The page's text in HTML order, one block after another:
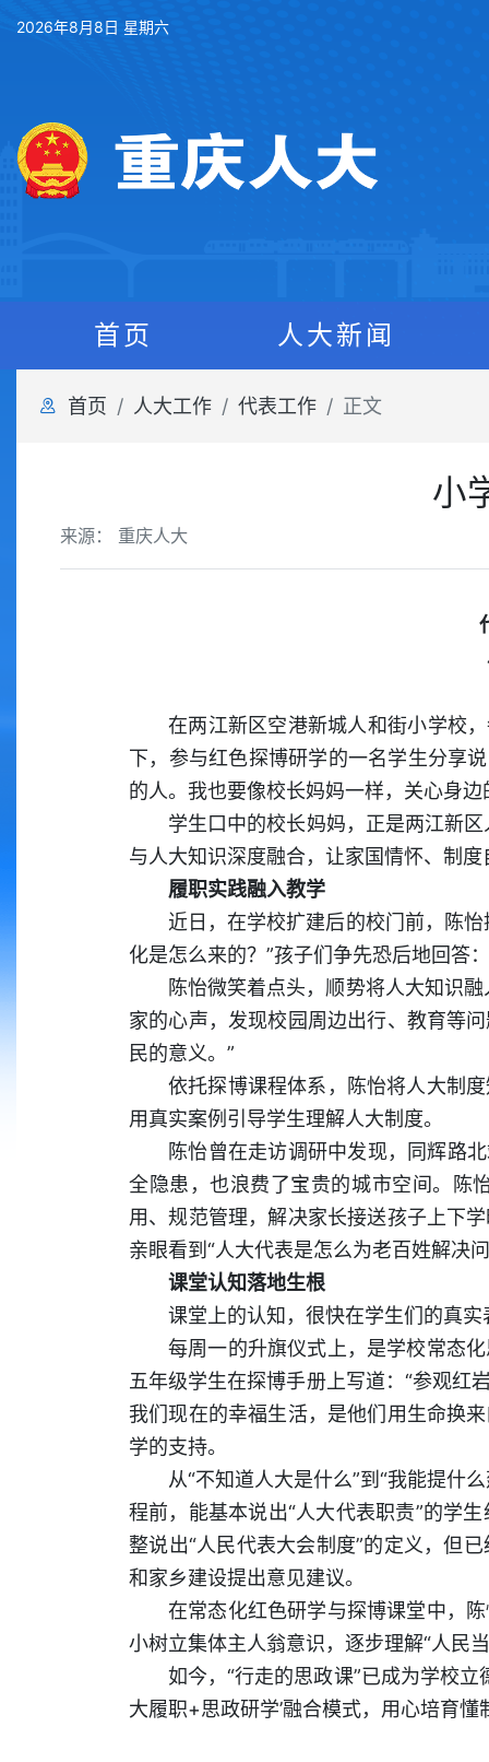
2026年8月8日 星期六
首页 人大新闻
首页 人大工作 代表工作 正文
小
来源： 重庆人大
在两江新区空港新城人和街小学校
下，参与红色探博研学的一名学生分享
的人。我也要像校长妈妈一样，关心身
学生口中的校长妈妈，正是两江新
与人大知识深度融合，让家国情怀、制
履职实践融入教学
近日，在学校扩建后的校门前，陈
化是怎么来的？”孩子们争先恐后地回答
陈怡微笑着点头，顺势将人大知识
家的心声，发现校园周边出行、教育等
民的意义。”
依托探博课程体系，陈怡将人大制
用真实案例引导学生理解人大制度。
陈怡曾在走访调研中发现，同辉路
全隐患，也浪费了宝贵的城市空间。陈
用、规范管理，解决家长接送孩子上下
亲眼看到“人大代表是怎么为老百姓解决
课堂认知落地生根
课堂上的认知，很快在学生们的真
每周一的升旗仪式上，是学校常态
五年级学生在探博手册上写道：“参观红
我们现在的幸福生活，是他们用生命换
学的支持。
从“不知道人大是什么”到“我能提什
程前，能基本说出“人大代表职责”的学
整说出“人民代表大会制度”的定义，但
和家乡建设提出意见建议。
在常态化红色研学与探博课堂中，
小树立集体主人翁意识，逐步理解“人民
如今，“行走的思政课”已成为学校
大履职+思政研学’融合模式，用心培育